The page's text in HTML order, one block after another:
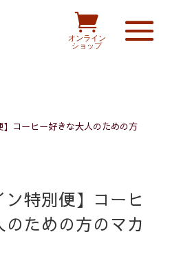

オンライン
ショップ
】コーヒー好きな大人のための方
ン特別便】コーヒ
ための方のマカ